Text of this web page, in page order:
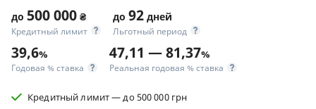
до 500 000 ₴
Кредитный лимит
до 92 дней
Льготный период
39,6%
Годовая % ставка
47,11 — 81,37%
Реальная годовая % ставка
Кредитный лимит — до 500 000 грн